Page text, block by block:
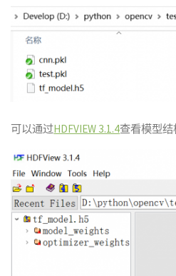
可以通过HDFVIEW 3.1.4查看模型结